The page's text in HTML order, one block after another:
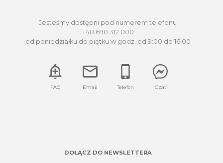
Jesteśmy dostępni pod numerem telefonu
+48 690 312 000
od poniedziałku do piątku w godz. od 9:00 do 16:00
FAQ Email Telefon Czat
DOŁĄCZ DO NEWSLETTERA